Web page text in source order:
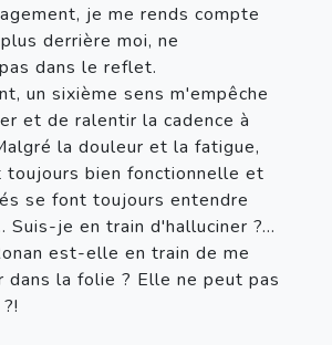
je me rends compte
derrière moi, ne
dans le reflet.
un sixième sens m'empêche
et de ralentir la cadence à
la douleur et la fatigue,
toujours bien fonctionnelle et
se font toujours entendre
Suis-je en train d'halluciner ?...
est-elle en train de me
dans la folie ? Elle ne peut pas